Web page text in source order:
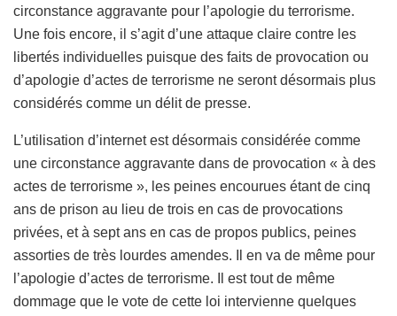
circonstance aggravante pour l’apologie du terrorisme.
Une fois encore, il s’agit d’une attaque claire contre les
libertés individuelles puisque des faits de provocation ou
d’apologie d’actes de terrorisme ne seront désormais plus
considérés comme un délit de presse.
L’utilisation d’internet est désormais considérée comme
une circonstance aggravante dans de provocation « à des
actes de terrorisme », les peines encourues étant de cinq
ans de prison au lieu de trois en cas de provocations
privées, et à sept ans en cas de propos publics, peines
assorties de très lourdes amendes. Il en va de même pour
l’apologie d’actes de terrorisme. Il est tout de même
dommage que le vote de cette loi intervienne quelques